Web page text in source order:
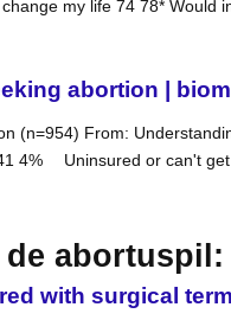
my life 74 78*
abortion |
(n=954) From:
4% Uninsured or can't get
abortuspil:
with surgical